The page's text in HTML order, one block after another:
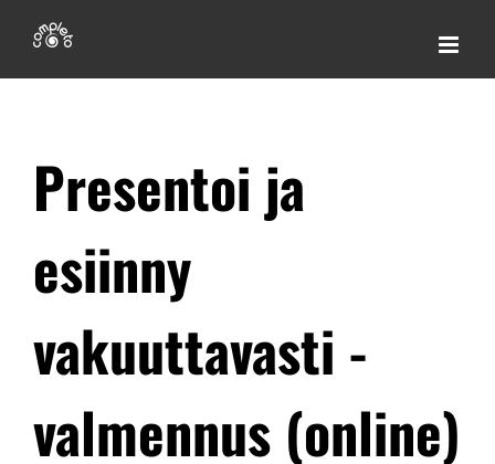
content
Presentoi ja
esiinny
vakuuttavasti -
valmennus (online)